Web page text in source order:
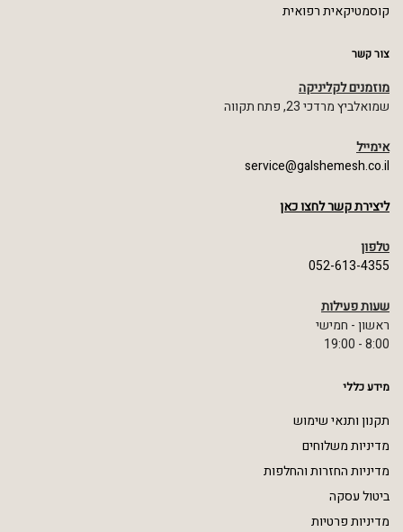
קוסמטיקאית רפואית
צור קשר
מוזמנים לקליניקה
שמואלביץ מרדכי 23, פתח תקווה
אימייל
service@galshemesh.co.il
ליצירת קשר לחצו כאן
טלפון
052-613-4355
שעות פעילות
ראשון - חמישי
8:00 - 19:00
מידע כללי
תקנון ותנאי שימוש
מדיניות משלוחים
מדיניות החזרות והחלפות
ביטול עסקה
מדיניות פרטיות